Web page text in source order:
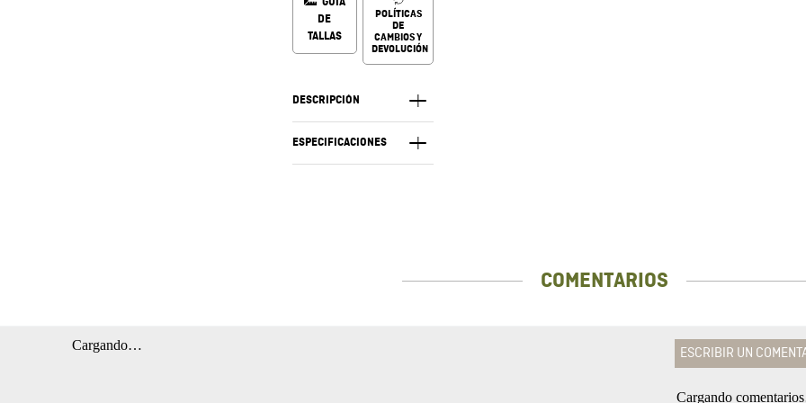
DE
TALLAS
POLÍTICAS
DE
CAMBIOS Y
DEVOLUCIÓN
DESCRIPCIÓN
ESPECIFICACIONES
COMENTARIOS
Cargando… ESCRIBIR UN
Cargando